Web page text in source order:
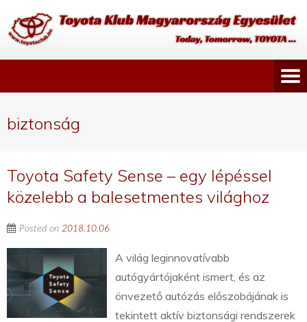
biztonság
Toyota Safety Sense – egy lépéssel
közelebb a balesetmentes világhoz
Posted on 2018.10.06
A világ leginnovatívabb
autógyártójaként ismert, és az
önvezető autózás előszobájának is
tekintett aktív biztonsági rendszerek